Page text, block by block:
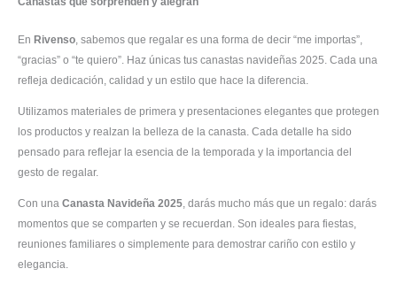
En Rivenso, sabemos que regalar es una forma de decir “me importas”,
“gracias” o “te quiero”. Haz únicas tus canastas navideñas 2025. Cada una
refleja dedicación, calidad y un estilo que hace la diferencia.
Utilizamos materiales de primera y presentaciones elegantes que protegen
los productos y realzan la belleza de la canasta. Cada detalle ha sido
pensado para reflejar la esencia de la temporada y la importancia del
gesto de regalar.
Con una Canasta Navideña 2025, darás mucho más que un regalo: darás
momentos que se comparten y se recuerdan. Son ideales para fiestas,
reuniones familiares o simplemente para demostrar cariño con estilo y
elegancia.